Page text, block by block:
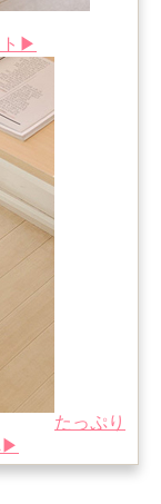
ト▶
たっぷり
▶